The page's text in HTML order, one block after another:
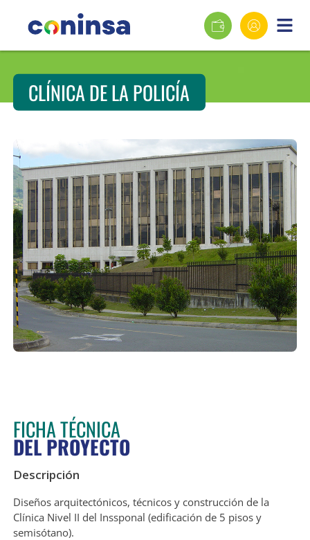
CLÍNICA DE LA POLICÍA
FICHA TÉCNICA
DEL PROYECTO
Descripción
Diseños arquitectónicos, técnicos y construcción de la
Clínica Nivel II del Inssponal (edificación de 5 pisos y
semisótano).